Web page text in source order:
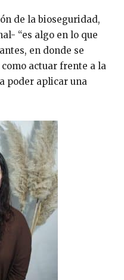
de la bioseguridad,
“es algo en lo que
en donde se
actuar frente a la
poder aplicar una